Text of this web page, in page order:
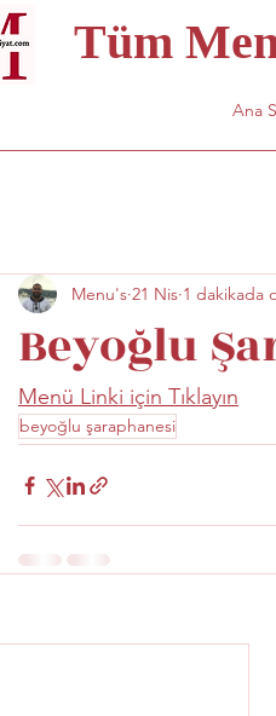
Tüm
Ana
Beyoğlu
Menu's 21 Nis 1 dakikada
Menü Linki için Tıklayın
beyoğlu şaraphanesi